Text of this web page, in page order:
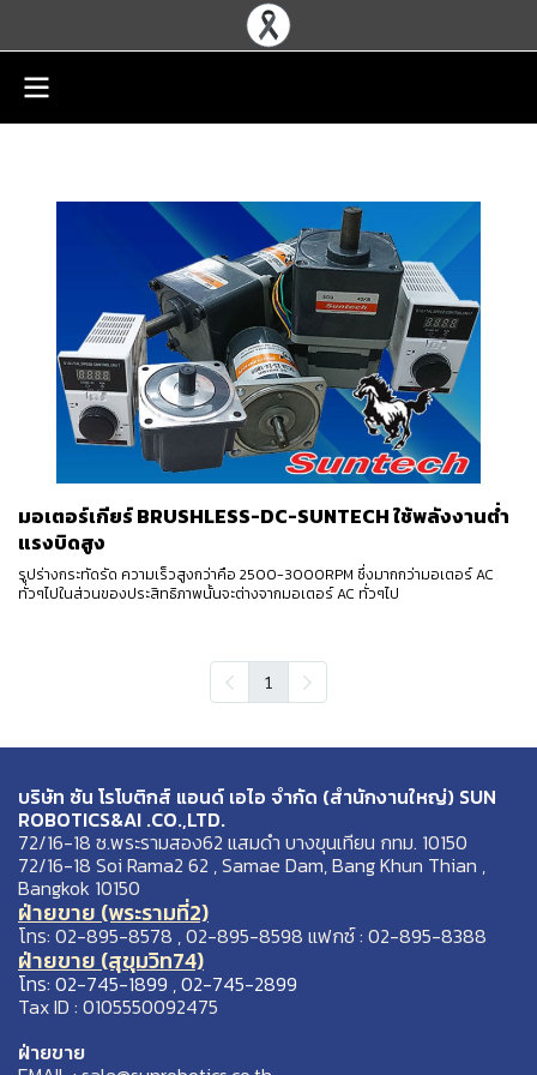
มอเตอร์เกียร์ BRUSHLESS-DC-SUNTECH ใช้พลังงานต่ำ
แรงบิดสูง
รูปร่างกระทัดรัด ความเร็วสูงกว่าคือ 2500-3000RPM ซึ่งมากกว่ามอเตอร์ AC
ทั่วๆไปในส่วนของประสิทธิภาพนั้นจะต่างจากมอเตอร์ AC ทั่วๆไป
1
บริษัท ซัน โรโบติกส์ แอนด์ เอไอ จำกัด (สำนักงานใหญ่) SUN
ROBOTICS&AI .CO.,LTD.
72/16-18 ซ.พระรามสอง62 แสมดำ บางขุนเทียน กทม. 10150
72/16-18 Soi Rama2 62 , Samae Dam, Bang Khun Thian ,
Bangkok 10150
ฝ่ายขาย (พระรามที่2)
โทร: 02-895-8578 , 02-895-8598 แฟกซ์ : 02-895-8388
ฝ่ายขาย (สุขุมวิท74)
โทร: 02-745-1899 , 02-745-2899
Tax ID : 0105550092475
ฝ่ายขาย